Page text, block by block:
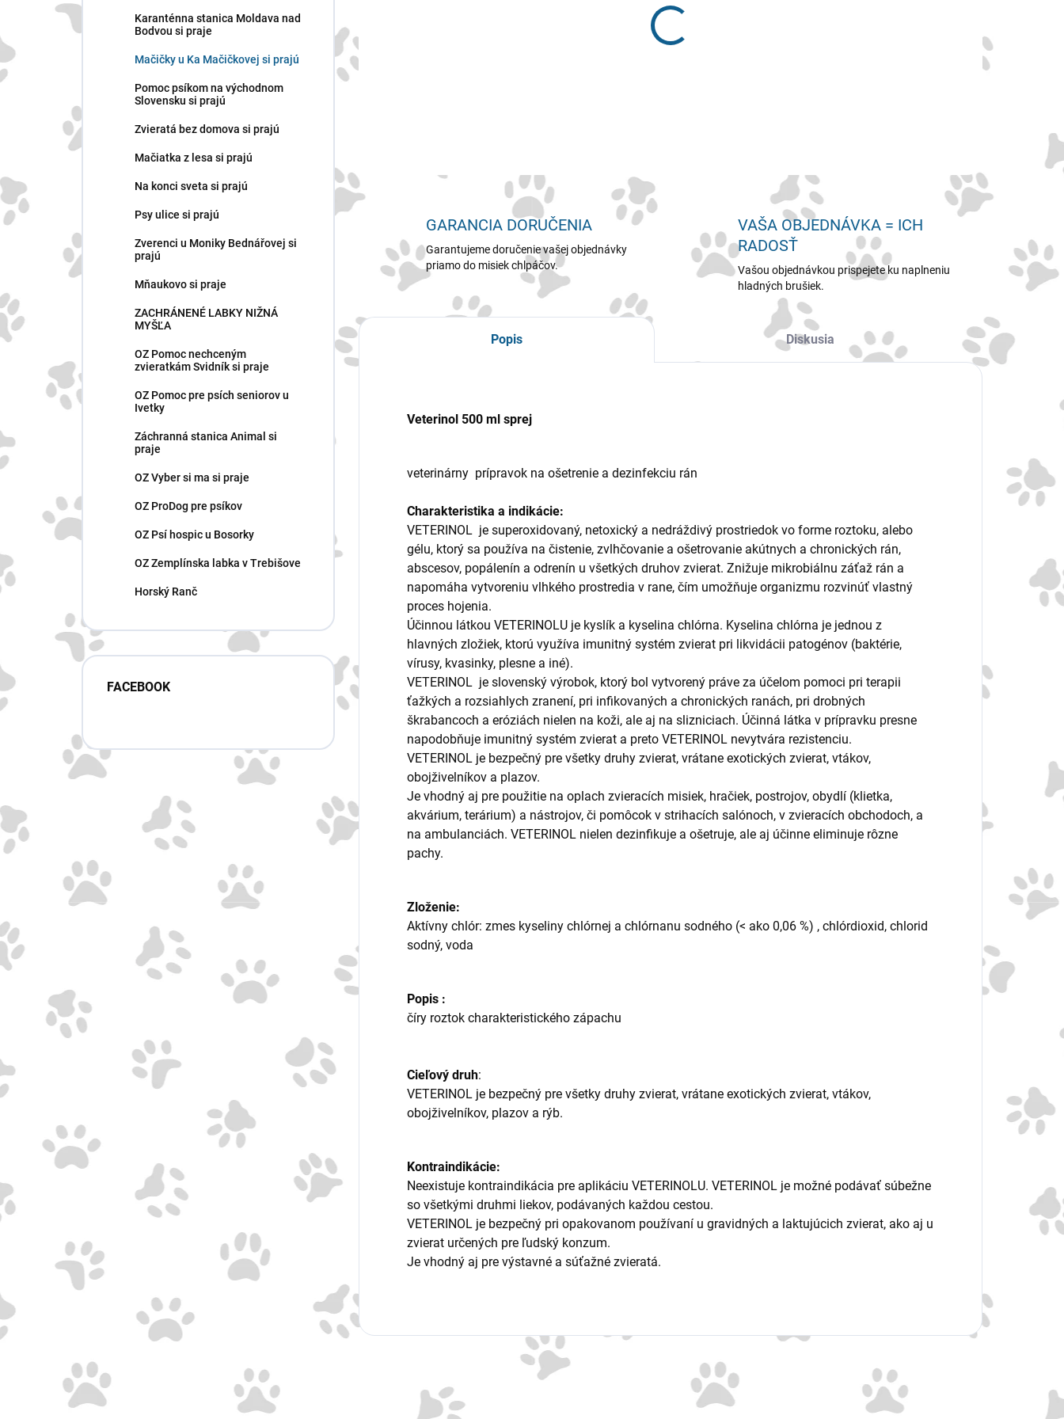
n
Karanténna stanica Moldava nad
Bodvou si praje
Mačičky u Ka Mačičkovej si prajú
Pomoc psíkom na východnom
Slovensku si prajú
Zvieratá bez domova si prajú
Mačiatka z lesa si prajú
Na konci sveta si prajú
Psy ulice si prajú
Zverenci u Moniky Bednářovej si
prajú
Mňaukovo si praje
ZACHRÁNENÉ LABKY NIŽNÁ
MYŠĽA
OZ Pomoc nechceným
zvieratkám Svidník si praje
OZ Pomoc pre psích seniorov u
Ivetky
Záchranná stanica Animal si
praje
OZ Vyber si ma si praje
OZ ProDog pre psíkov
OZ Psí hospic u Bosorky
OZ Zemplínska labka v Trebišove
Horský Ranč
FACEBOOK
GARANCIA DORUČENIA
Garantujeme doručenie vašej objednávky
priamo do misiek chlpáčov.
VAŠA OBJEDNÁVKA = ICH
RADOSŤ
Vašou objednávkou prispejete ku naplneniu
hladných brušiek.
Popis Diskusia
Veterinol 500 ml sprej
veterinárny prípravok na ošetrenie a dezinfekciu rán
Charakteristika a indikácie:
VETERINOL je superoxidovaný, netoxický a nedráždivý prostriedok vo forme roztoku, alebo
gélu, ktorý sa používa na čistenie, zvlhčovanie a ošetrovanie akútnych a chronických rán,
abscesov, popálenín a odrenín u všetkých druhov zvierat. Znižuje mikrobiálnu záťaž rán a
napomáha vytvoreniu vlhkého prostredia v rane, čím umožňuje organizmu rozvinúť vlastný
proces hojenia.
Účinnou látkou VETERINOLU je kyslík a kyselina chlórna. Kyselina chlórna je jednou z
hlavných zložiek, ktorú využíva imunitný systém zvierat pri likvidácii patogénov (baktérie,
vírusy, kvasinky, plesne a iné).
VETERINOL je slovenský výrobok, ktorý bol vytvorený práve za účelom pomoci pri terapii
ťažkých a rozsiahlych zranení, pri infikovaných a chronických ranách, pri drobných
škrabancoch a eróziách nielen na koži, ale aj na slizniciach. Účinná látka v prípravku presne
napodobňuje imunitný systém zvierat a preto VETERINOL nevytvára rezistenciu.
VETERINOL je bezpečný pre všetky druhy zvierat, vrátane exotických zvierat, vtákov,
obojživelníkov a plazov.
Je vhodný aj pre použitie na oplach zvieracích misiek, hračiek, postrojov, obydlí (klietka,
akvárium, terárium) a nástrojov, či pomôcok v strihacích salónoch, v zvieracích obchodoch, a
na ambulanciách. VETERINOL nielen dezinfikuje a ošetruje, ale aj účinne eliminuje rôzne
pachy.
Zloženie:
Aktívny chlór: zmes kyseliny chlórnej a chlórnanu sodného (< ako 0,06 %) , chlórdioxid, chlorid
sodný, voda
Popis :
číry roztok charakteristického zápachu
Cieľový druh:
VETERINOL je bezpečný pre všetky druhy zvierat, vrátane exotických zvierat, vtákov,
obojživelníkov, plazov a rýb.
Kontraindikácie:
Neexistuje kontraindikácia pre aplikáciu VETERINOLU. VETERINOL je možné podávať súbežne
so všetkými druhmi liekov, podávaných každou cestou.
VETERINOL je bezpečný pri opakovanom používaní u gravidných a laktujúcich zvierat, ako aj u
zvierat určených pre ľudský konzum.
Je vhodný aj pre výstavné a súťažné zvieratá.